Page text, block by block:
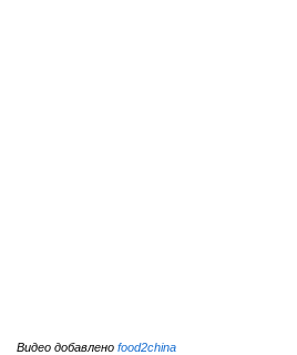
Видео добавлено food2china